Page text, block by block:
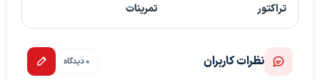
تراکتور
تمرینات
نظرات کاربران 0 دیدگاه